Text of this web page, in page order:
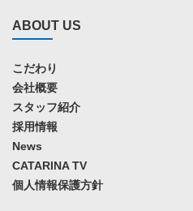
ABOUT US
こだわり
会社概要
スタッフ紹介
採用情報
News
CATARINA TV
個人情報保護方針